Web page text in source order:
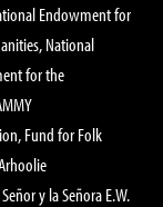
Endowment for
National
for the
Fund for Folk
y la Señora E.W.